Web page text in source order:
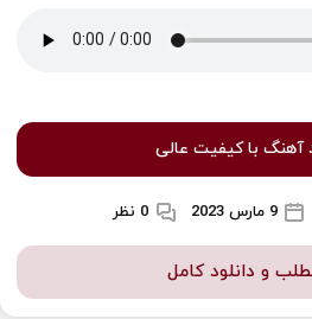
آهنگ با کیفیت عالی
9 مارس 2023 0 نظر
و دانلود کامل